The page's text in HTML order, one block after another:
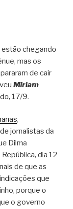
estão chegando
mas os
de cair
Míriam
17/9.
,
jornalistas da
Dilma
dia 12
de que as
que
porque o
o governo